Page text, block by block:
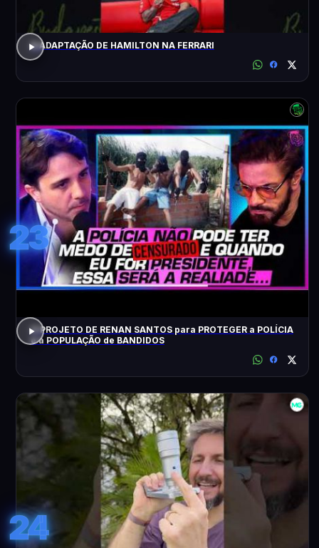
A ADAPTAÇÃO DE HAMILTON NA FERRARI
23
O PROJETO DE RENAN SANTOS para PROTEGER a POLÍCIA
e a POPULAÇÃO de BANDIDOS
24